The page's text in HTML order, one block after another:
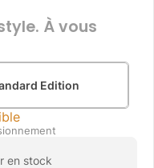
À vous
Edition
en stock